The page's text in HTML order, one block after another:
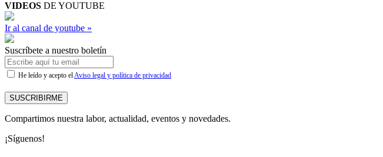
VIDEOS DE YOUTUBE
Ir al canal de youtube »
Suscríbete a nuestro boletín
He leído y acepto elAviso legal y política de privacidad
SUSCRIBIRME
Compartimos nuestra labor, actualidad, eventos y novedades.
¡Síguenos!